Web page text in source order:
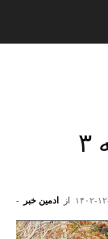
چالش‌های بزرگ منطقه ۳
از ادمین خبر - ۱۲-۰۵